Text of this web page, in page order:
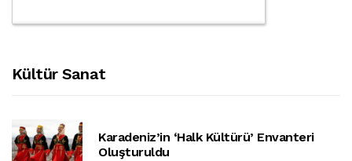
Kültür Sanat
Karadeniz’in ‘halk Kültürü’ Envanteri
Oluşturuldu